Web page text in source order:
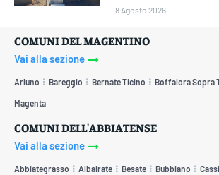
8 Agosto 2026
COMUNI DEL MAGENTINO
Vai alla sezione
Arluno Bareggio Bernate Ticino Boffalora Sopra
Magenta
COMUNI DELL'ABBIATENSE
Vai alla sezione
Abbiategrasso Albairate Besate Bubbiano